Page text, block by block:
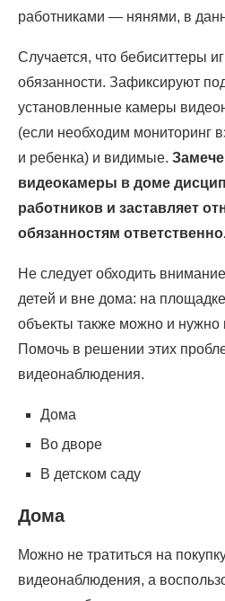
работниками — нянями, в
Случается, что бебиситтеры
обязанности. Зафиксируют
установленные камеры
(если необходим мониторинг
и ребенка) и видимые.
видеокамеры в доме
работников и заставляет
обязанностям
Не следует обходить
детей и вне дома: на
объекты также можно и нужно
Помочь в решении этих
видеонаблюдения.
Дома
Во дворе
В детском саду
Дома
Можно не тратиться на
видеонаблюдения, а